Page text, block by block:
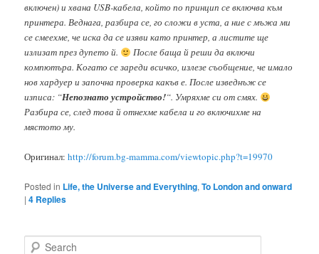
включен) и хвана USB-кабела, който по принцип се включва към
принтера. Веднага, разбира се, го сложи в уста, а ние с мъжа ми
се смеехме, че иска да се изяви като принтер, а листите ще
излизат през дупето й.
После баща й реши да включи
компютъра. Когато се зареди всичко, излезе съобщение, че имало
нов хардуер и започна проверка какъв е. После изведнъж се
изписа: “Непознато устройство!“. Умряхме си от смях.
Разбира се, след това й отнехме кабела и го включихме на
мястото му.
Оригинал:http://forum.bg-mamma.com/viewtopic.php?t=19970
Posted in Life, the Universe and Everything,To London and onward
|4 Replies